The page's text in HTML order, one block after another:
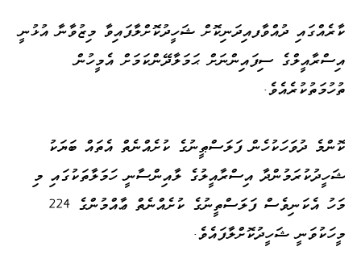
ކާރެއްގައި ދުއްވާފއިދަނިކޮށް ޝަހީދުކޮށްލާފައިވާ މިޒުވާނާ އުޅުނީ
އިސްރާއީލްގެ ސިފައިންނަށް ޙަމަލާދޭންކަމަށް އެމީހުން
ތުހުމަތުކުރެއެވެ.
ކޮންމެ ދުވަހަކުހެން ފަލަސްޠީނުގެ ކުށެއްނެތް އެތައް ބަޔަކު
ޝަހީދުކުރަމުންދާ އިސްރާއީލުގެ ލާއިންސާނީ ހަމަލާތަކުގައި މި
މަހު އެކަނިވެސް ފަލަސްތީނުގެ ކުށެއްނެތް ޢާއްމުންގެ 224
މީހަކުވަނީ ޝަހީދުކޮށްލާފައެވެ.